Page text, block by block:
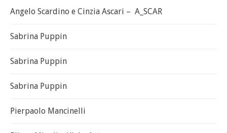
Angelo Scardino e Cinzia Ascari – A_SCAR
Sabrina Puppin
Sabrina Puppin
Sabrina Puppin
Pierpaolo Mancinelli